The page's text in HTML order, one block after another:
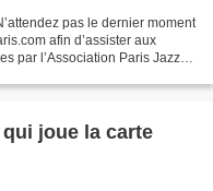
pas le dernier moment
afin d’assister aux
par l’Association Paris Jazz
joue la carte